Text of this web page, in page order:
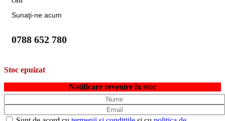
Sunaţi-ne acum
0788 652 780
Stoc epuizat
Notificare revenire în stoc